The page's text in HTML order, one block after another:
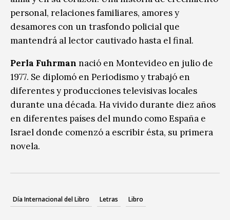
personal, relaciones familiares, amores y
desamores con un trasfondo policial que
mantendrá al lector cautivado hasta el final.
Perla Fuhrman nació en Montevideo en julio de
1977. Se diplomó en Periodismo y trabajó en
diferentes y producciones televisivas locales
durante una década. Ha vivido durante diez años
en diferentes países del mundo como España e
Israel donde comenzó a escribir ésta, su primera
novela.
Día Internacional del Libro Letras Libro